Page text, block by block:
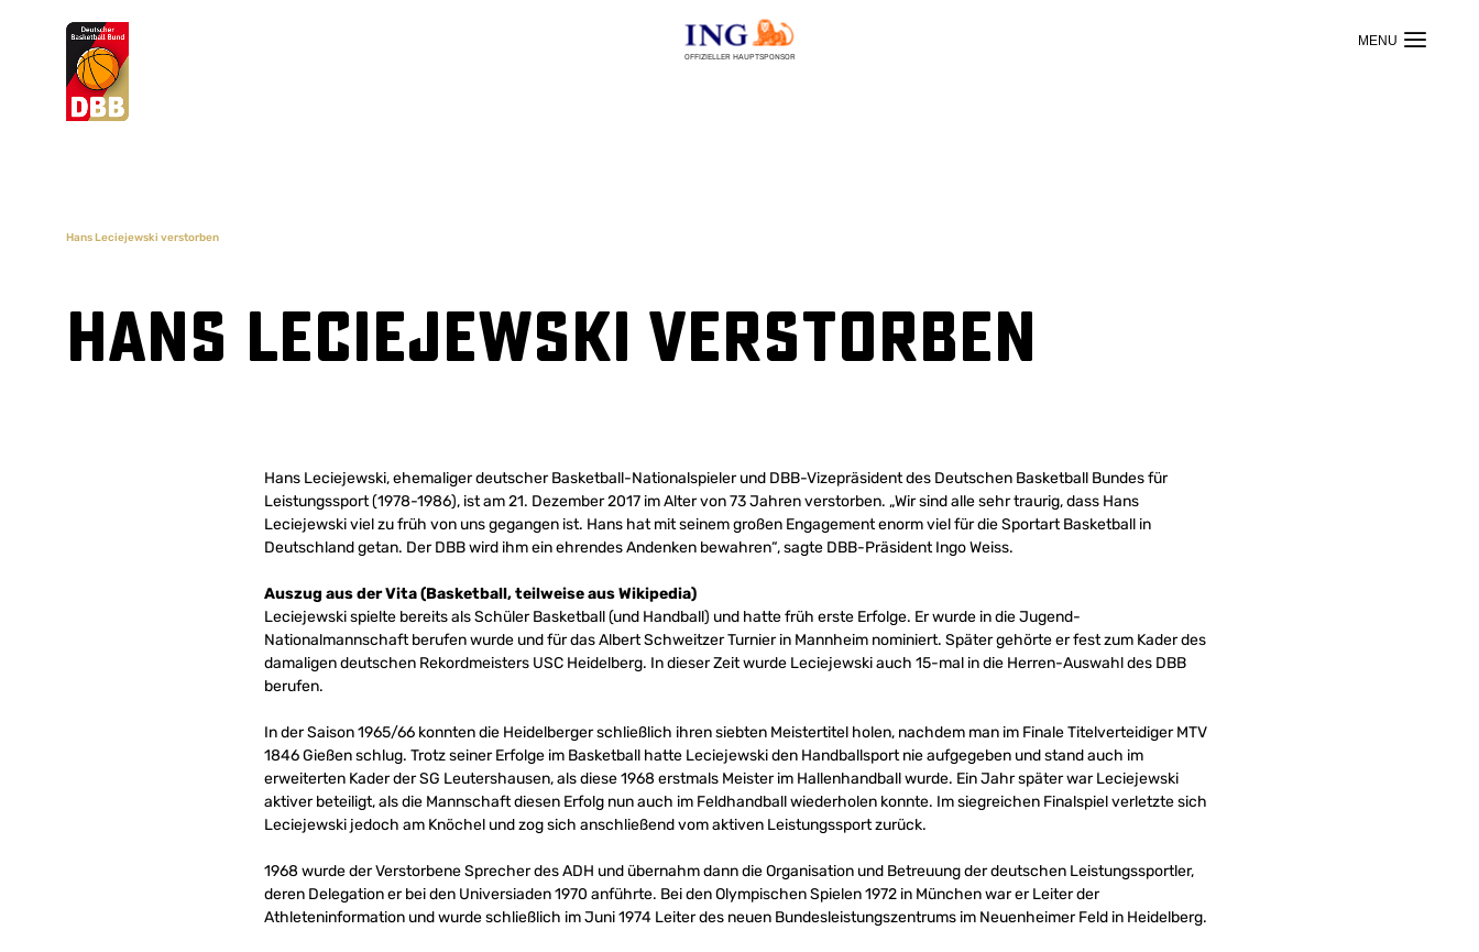
OFFIZIELLER HAUPTSPONSOR
Suchvorschläge
Hans Leciejewski verstorben
Hans Leciejewski verstorben
Hans Leciejewski, ehemaliger deutscher Basketball-Nationalspieler und DBB-Vizepräsident des Deutschen Basketball Bundes für
Leistungssport (1978-1986), ist am 21. Dezember 2017 im Alter von 73 Jahren verstorben. „Wir sind alle sehr traurig, dass Hans
Leciejewski viel zu früh von uns gegangen ist. Hans hat mit seinem großen Engagement enorm viel für die Sportart Basketball in
Deutschland getan. Der DBB wird ihm ein ehrendes Andenken bewahren“, sagte DBB-Präsident Ingo Weiss.
Auszug aus der Vita (Basketball, teilweise aus Wikipedia)
Leciejewski spielte bereits als Schüler Basketball (und Handball) und hatte früh erste Erfolge. Er wurde in die Jugend-
Nationalmannschaft berufen wurde und für das Albert Schweitzer Turnier in Mannheim nominiert. Später gehörte er fest zum Kader des
damaligen deutschen Rekordmeisters USC Heidelberg. In dieser Zeit wurde Leciejewski auch 15-mal in die Herren-Auswahl des DBB
berufen.
In der Saison 1965/66 konnten die Heidelberger schließlich ihren siebten Meistertitel holen, nachdem man im Finale Titelverteidiger MTV
1846 Gießen schlug. Trotz seiner Erfolge im Basketball hatte Leciejewski den Handballsport nie aufgegeben und stand auch im
erweiterten Kader der SG Leutershausen, als diese 1968 erstmals Meister im Hallenhandball wurde. Ein Jahr später war Leciejewski
aktiver beteiligt, als die Mannschaft diesen Erfolg nun auch im Feldhandball wiederholen konnte. Im siegreichen Finalspiel verletzte sich
Leciejewski jedoch am Knöchel und zog sich anschließend vom aktiven Leistungssport zurück.
1968 wurde der Verstorbene Sprecher des ADH und übernahm dann die Organisation und Betreuung der deutschen Leistungssportler,
deren Delegation er bei den Universiaden 1970 anführte. Bei den Olympischen Spielen 1972 in München war er Leiter der
Athleteninformation und wurde schließlich im Juni 1974 Leiter des neuen Bundesleistungszentrums im Neuenheimer Feld in Heidelberg.